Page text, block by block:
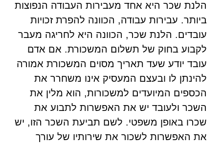
הלנת שכר היא אחד מעבירות העבודה הנפוצות
ביותר. עבירות עבודה, הכוונה להפרת זכויות
עובדים. הלנת שכר, הכוונה היא לחריגה מעבר
לקבוע בחוק של תשלום המשכורת. אם אדם
עובד יודע שעד תאריך מסוים המשכורת אמורה
להינתן לו ובעצם המעסיק אינו משחרר את
הכספים המיועדים למשכורות, הוא מלין את
השכר ולעובד יש את האפשרות לתבוע את
שכרו באופן משפטי. לשם תביעת השכר הזו, יש
את האפשרות לשכור את שירותיו של עורך